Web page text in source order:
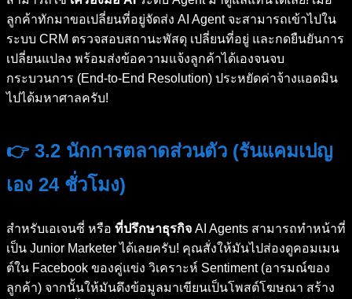
ลูกค้าทักมาขอเปลี่ยนที่อยู่จัดส่ง AI Agent จะสามารถเข้าไปใน
ระบบ CRM ตรวจสอบสถานะพัสดุ เปลี่ยนที่อยู่ และกดยืนยันการ
เปลี่ยนแปลง พร้อมส่งข้อความแจ้งลูกค้าได้เองจนจบ
กระบวนการ (End-to-End Resolution) ประหยัดค่าจ้างแอดมิน
ไปได้มหาศาลครับ!
👉 3.2 นักการตลาดส่วนตัว (รันแคมเปญ
เอง 24 ชั่วโมง)
สำหรับเอเจนซี่ หรือ ที่ปรึกษาธุรกิจ AI Agents สามารถทำหน้าที่
เป็น Junior Marketer ได้เลยครับ! คุณสั่งให้มันไปส่องดูคอมเมน
ต์ใน Facebook ของคู่แข่ง วิเคราะห์ Sentiment (อารมณ์ของ
ลูกค้า) จากนั้นให้มันดึงข้อมูลมาเขียนเป็นโพสต์โฆษณา สร้าง